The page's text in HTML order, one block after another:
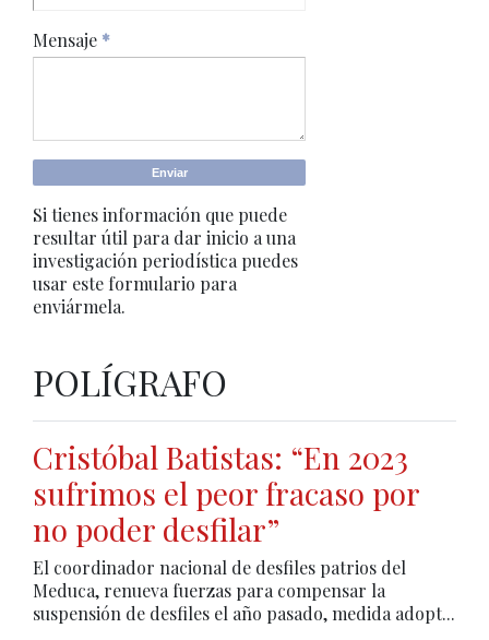
Mensaje *
Si tienes información que puede
resultar útil para dar inicio a una
investigación periodística puedes
usar este formulario para
enviármela.
POLÍGRAFO
Cristóbal Batistas: “En 2023
sufrimos el peor fracaso por
no poder desfilar”
El coordinador nacional de desfiles patrios del
Meduca, renueva fuerzas para compensar la
suspensión de desfiles el año pasado, medida adopt...